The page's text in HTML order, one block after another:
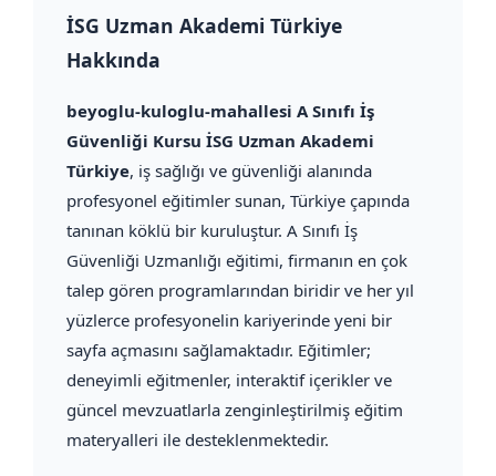
İSG Uzman Akademi Türkiye
Hakkında
beyoglu-kuloglu-mahallesi A Sınıfı İş
Güvenliği Kursu İSG Uzman Akademi
Türkiye, iş sağlığı ve güvenliği alanında
profesyonel eğitimler sunan, Türkiye çapında
tanınan köklü bir kuruluştur. A Sınıfı İş
Güvenliği Uzmanlığı eğitimi, firmanın en çok
talep gören programlarından biridir ve her yıl
yüzlerce profesyonelin kariyerinde yeni bir
sayfa açmasını sağlamaktadır. Eğitimler;
deneyimli eğitmenler, interaktif içerikler ve
güncel mevzuatlarla zenginleştirilmiş eğitim
materyalleri ile desteklenmektedir.